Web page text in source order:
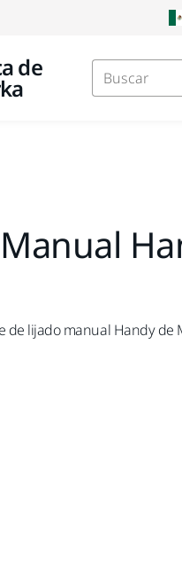
de
Buscar
de lijado manual Handy de